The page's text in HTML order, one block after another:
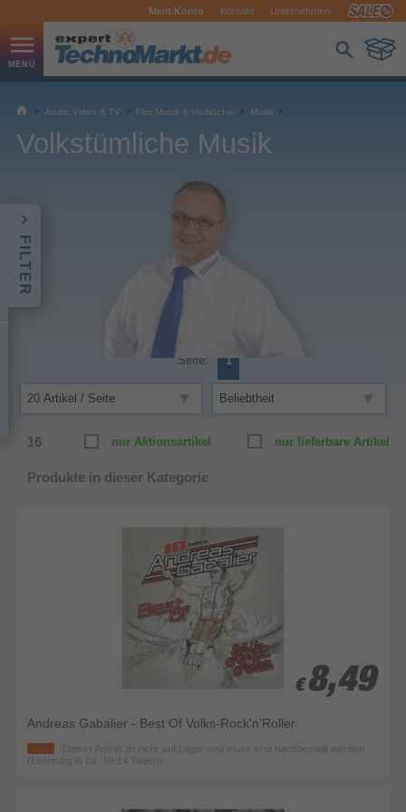
Mein Konto Kontakt Unternehmen
FILTER
Audio,Video & TV Film,Musik & Hörbücher Musik
Volkstümliche Musik
Seite: 1
nur lieferbare Artikel
nur Aktionsartikel
16
Produkte in dieser Kategorie
€ 8,49
€ 8,49
Andreas Gabalier - Best Of Volks-Rock'n'Roller
Dieser Artikel ist nicht auf Lager und muss erst nachbestellt werden
(Lieferung in ca. 10-14 Tagen)